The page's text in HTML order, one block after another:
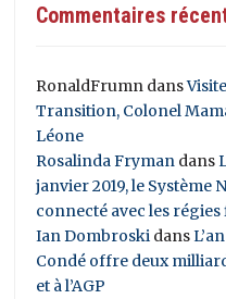
Commentaires
RonaldFrumn dans
Transition, Colonel
Léone
Rosalinda Fryman dans
janvier 2019, le Système
connecté avec les
Ian Dombroski dans
Condé offre deux
et à l’AGP